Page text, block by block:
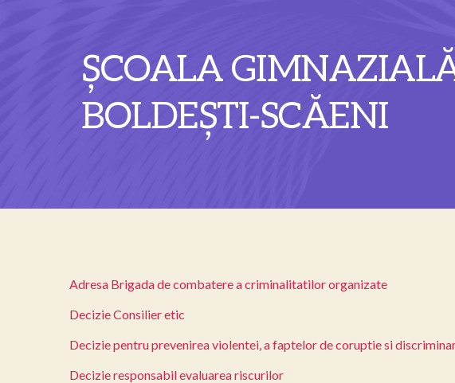
ȘCOALA
BOLDEȘTI-SCĂENI
Adresa Brigada de combatere a criminalitatilor organizate
Decizie Consilier etic
Decizie pentru prevenirea violentei, a faptelor de coruptie si
Decizie responsabil evaluarea riscurilor